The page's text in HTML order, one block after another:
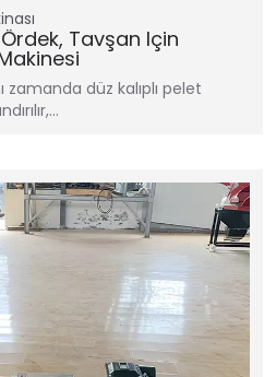
Ördek, Tavşan Için
düz kalıplı pelet